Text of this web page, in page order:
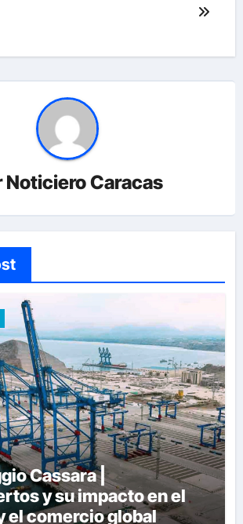
Noticiero Caracas
Cassara |
y su impacto en el
el comercio global